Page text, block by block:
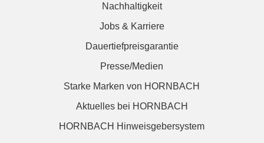
Nachhaltigkeit
Jobs & Karriere
Dauertiefpreisgarantie
Presse/Medien
Starke Marken von HORNBACH
Aktuelles bei HORNBACH
HORNBACH Hinweisgebersystem